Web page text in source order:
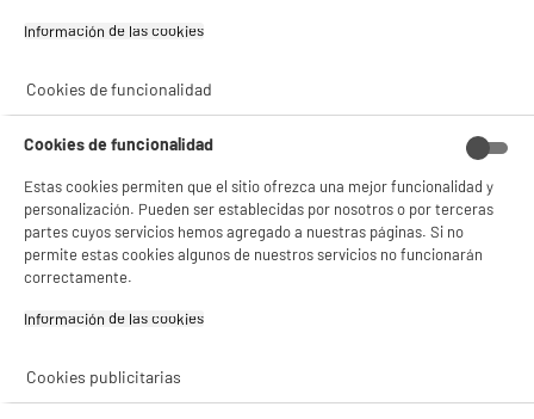
BY ELECTRODEPOT
Tendedero 36 metros
VALBERG 4 alturas
Información de las cookies‎
Cookies de funcionalidad
Cookies de funcionalidad
Estas cookies permiten que el sitio ofrezca una mejor funcionalidad y
personalización. Pueden ser establecidas por nosotros o por terceras
partes cuyos servicios hemos agregado a nuestras páginas. Si no
permite estas cookies algunos de nuestros servicios no funcionarán
correctamente.
Información de las cookies‎
Cookies publicitarias